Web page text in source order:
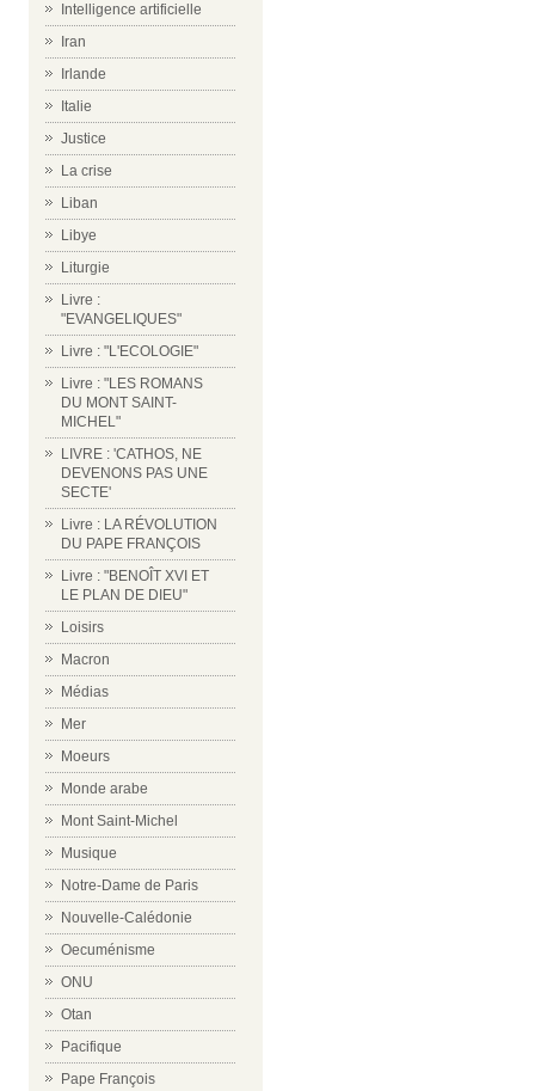
Intelligence artificielle
Iran
Irlande
Italie
Justice
La crise
Liban
Libye
Liturgie
Livre :
"EVANGELIQUES"
Livre : "L'ECOLOGIE"
Livre : "LES ROMANS
DU MONT SAINT-
MICHEL"
LIVRE : 'CATHOS, NE
DEVENONS PAS UNE
SECTE'
Livre : LA RÉVOLUTION
DU PAPE FRANÇOIS
Livre : "BENOÎT XVI ET
LE PLAN DE DIEU"
Loisirs
Macron
Médias
Mer
Moeurs
Monde arabe
Mont Saint-Michel
Musique
Notre-Dame de Paris
Nouvelle-Calédonie
Oecuménisme
ONU
Otan
Pacifique
Pape François